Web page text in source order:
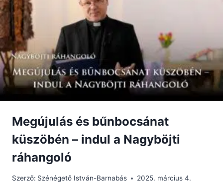
REMÉNYIK
SÁNDOR
Megújulás és bűnbocsánat
küszöbén – indul a Nagyböjti
ráhangoló
Szerző: Szénégető István-Barnabás 2025. március 4.